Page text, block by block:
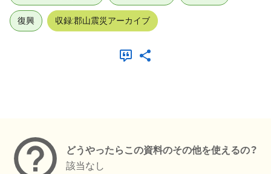
復興 収録:郡山震災アーカイブ
どうやったらこの資料のその他を使えるの？
該当なし